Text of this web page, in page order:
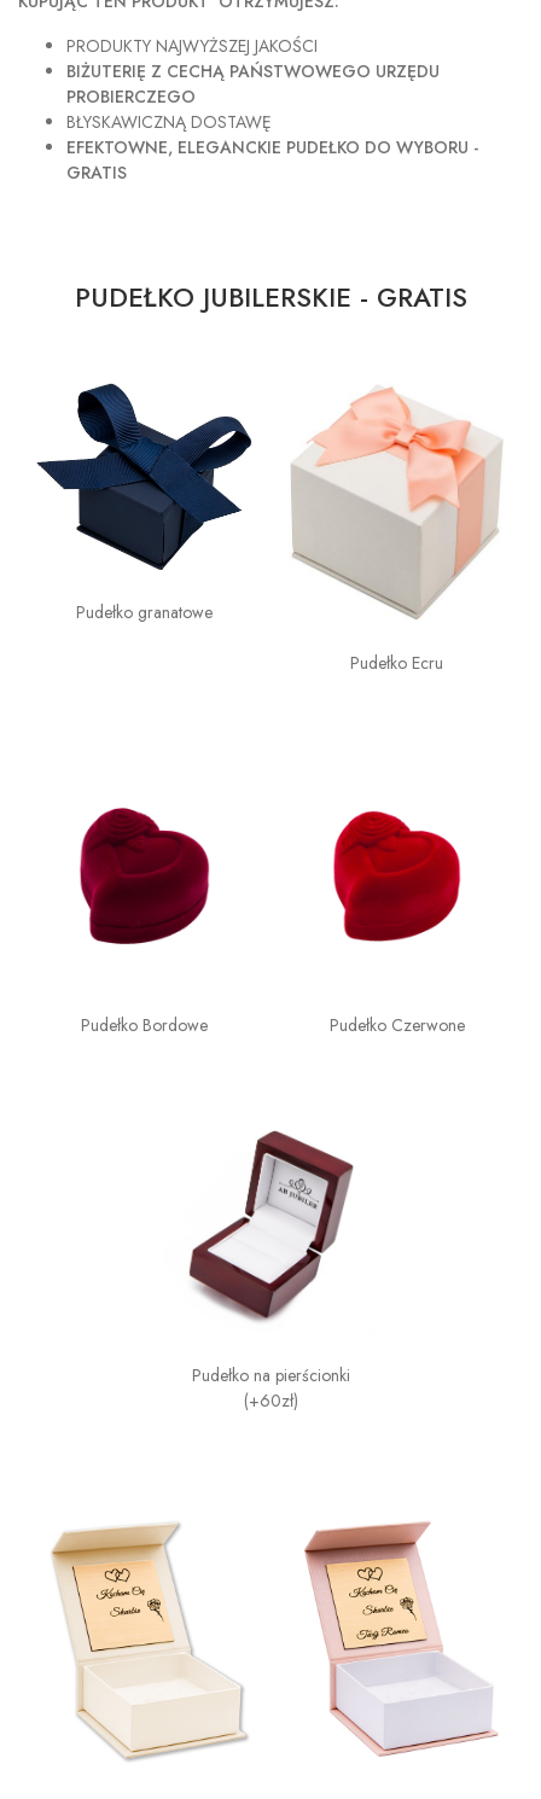
PRODUKTY NAJWYŻSZEJ JAKOŚCI
BIŻUTERIĘ Z CECHĄ PAŃSTWOWEGO URZĘDU
PROBIERCZEGO
BŁYSKAWICZNĄ DOSTAWĘ
EFEKTOWNE, ELEGANCKIE PUDEŁKO DO WYBORU -
GRATIS
PUDEŁKO JUBILERSKIE - GRATIS
Pudełko granatowe
Pudełko Ecru
Pudełko Bordowe Pudełko Czerwone
Pudełko na pierścionki
(+60zł)